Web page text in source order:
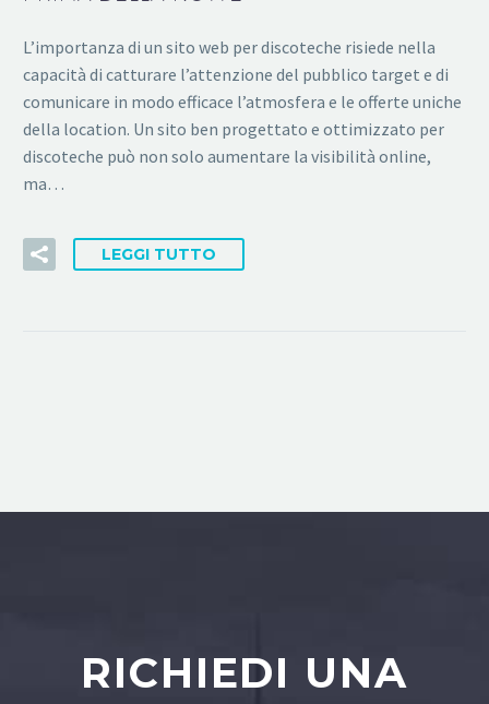
L’importanza di un sito web per discoteche risiede nella
capacità di catturare l’attenzione del pubblico target e di
comunicare in modo efficace l’atmosfera e le offerte uniche
della location. Un sito ben progettato e ottimizzato per
discoteche può non solo aumentare la visibilità online,
ma…
LEGGI TUTTO
RICHIEDI UNA